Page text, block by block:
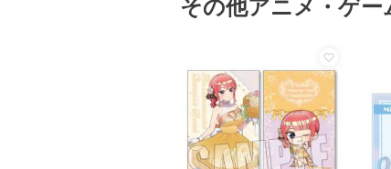
その他アニメ・ゲ